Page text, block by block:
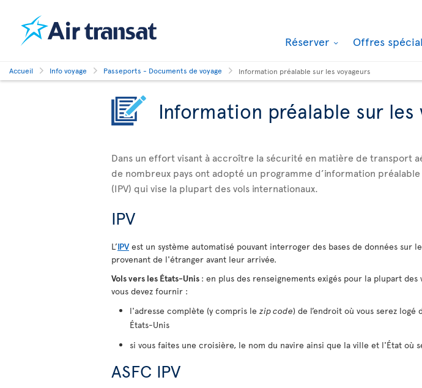
Réserver Offres
Accueil Info voyage Passeports - Documents de voyage Information préalable sur les voyageurs
Information préalable sur les
Dans un effort visant à accroître la sécurité en matière de transport
de nombreux pays ont adopté un programme d’information préalable
(IPV) qui vise la plupart des vols internationaux.
IPV
L’IPVest un système automatisé pouvant interroger des bases de données sur
provenant de l'étranger avant leur arrivée.
Vols vers les États-Unis : en plus des renseignements exigés pour la plupart des
vous devez fournir :
l'adresse complète (y compris le zip code) de l’endroit où vous serez
États-Unis
si vous faites une croisière, le nom du navire ainsi que la ville et l'État où
ASFC IPV